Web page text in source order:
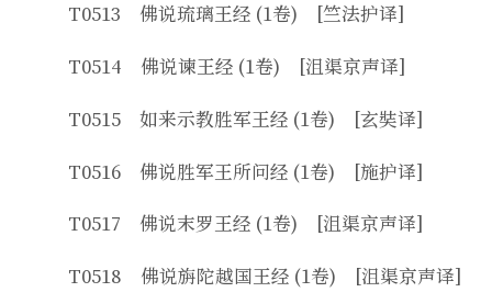
T0513 佛说琉璃王经 (1卷) [竺法护译]
T0514 佛说谏王经 (1卷) [沮渠京声译]
T0515 如来示教胜军王经 (1卷) [玄奘译]
T0516 佛说胜军王所问经 (1卷) [施护译]
T0517 佛说末罗王经 (1卷) [沮渠京声译]
T0518 佛说旃陀越国王经 (1卷) [沮渠京声译]